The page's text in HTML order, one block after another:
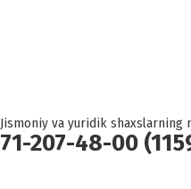
Jismoniy va yuridik shaxslarning
71-207-48-00